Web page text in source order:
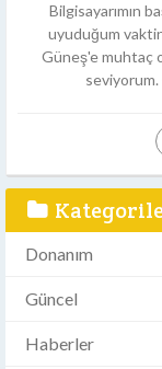
Bilgisayarımın
uyuduğum
Güneş'e muhtaç
Donanım
Güncel
Haberler